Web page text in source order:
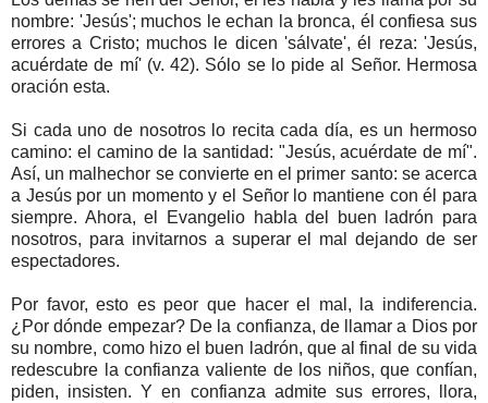
nombre: 'Jesús'; muchos le echan la bronca, él confiesa sus
errores a Cristo; muchos le dicen 'sálvate', él reza: 'Jesús,
acuérdate de mí' (v. 42). Sólo se lo pide al Señor. Hermosa
oración esta.
Si cada uno de nosotros lo recita cada día, es un hermoso
camino: el camino de la santidad: "Jesús, acuérdate de mí".
Así, un malhechor se convierte en el primer santo: se acerca
a Jesús por un momento y el Señor lo mantiene con él para
siempre. Ahora, el Evangelio habla del buen ladrón para
nosotros, para invitarnos a superar el mal dejando de ser
espectadores.
Por favor, esto es peor que hacer el mal, la indiferencia.
¿Por dónde empezar? De la confianza, de llamar a Dios por
su nombre, como hizo el buen ladrón, que al final de su vida
redescubre la confianza valiente de los niños, que confían,
piden, insisten. Y en confianza admite sus errores, llora,